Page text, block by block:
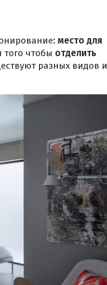
место для
того чтобы отделить
разных видов и